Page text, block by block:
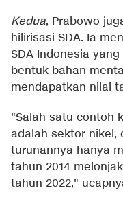
Kedua, Prabowo
hilirisasi SDA. Ia
SDA Indonesia
bentuk bahan
mendapatkan nilai
"Salah satu contoh
adalah sektor nikel,
turunannya hanya
tahun 2014
tahun 2022,"